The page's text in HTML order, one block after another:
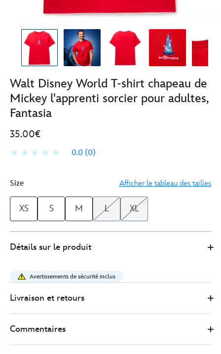
Walt Disney World T-shirt chapeau de
Mickey l'apprenti sorcier pour adultes,
Fantasia
35.00€
0.0 (0)
Size Afficher le tableau des tailles
XS S M L XL
Store
35.00
disney-
world-
de-
mickey-
Détails sur le produit
Avertissements de sécurité inclus
Livraison et retours
Commentaires